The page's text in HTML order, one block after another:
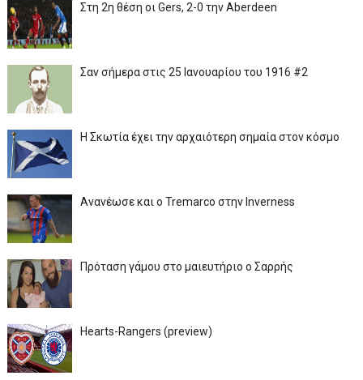
Στη 2η θέση οι Gers, 2-0 την Aberdeen
Σαν σήμερα στις 25 Ιανουαρίου του 1916 #2
Η Σκωτία έχει την αρχαιότερη σημαία στον κόσμο
Ανανέωσε και ο Tremarco στην Inverness
Πρόταση γάμου στο μαιευτήριο ο Σαρρής
Hearts-Rangers (preview)